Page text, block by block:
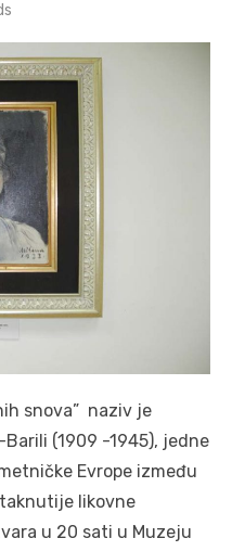
snova” naziv je
(1909 -1945), jedne
Evrope između
likovne
u 20 sati u Muzeju